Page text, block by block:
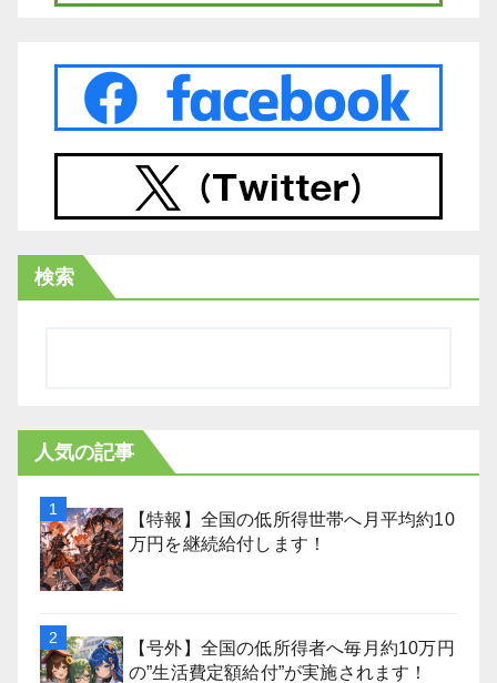
検索
人気の記事
【特報】全国の低所得世帯へ月平均約10
万円を継続給付します！
【号外】全国の低所得者へ毎月約10万円
の”生活費定額給付”が実施されます！